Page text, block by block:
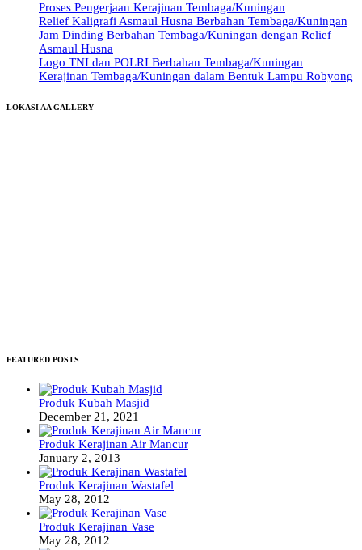
Proses Pengerjaan Kerajinan Tembaga/Kuningan
Relief Kaligrafi Asmaul Husna Berbahan Tembaga/Kuningan
Jam Dinding Berbahan Tembaga/Kuningan dengan Relief
Asmaul Husna
Logo TNI dan POLRI Berbahan Tembaga/Kuningan
Kerajinan Tembaga/Kuningan dalam Bentuk Lampu Robyong
LOKASI AA GALLERY
FEATURED POSTS
Produk Kubah Masjid
December 21, 2021
Produk Kerajinan Air Mancur
January 2, 2013
Produk Kerajinan Wastafel
May 28, 2012
Produk Kerajinan Vase
May 28, 2012